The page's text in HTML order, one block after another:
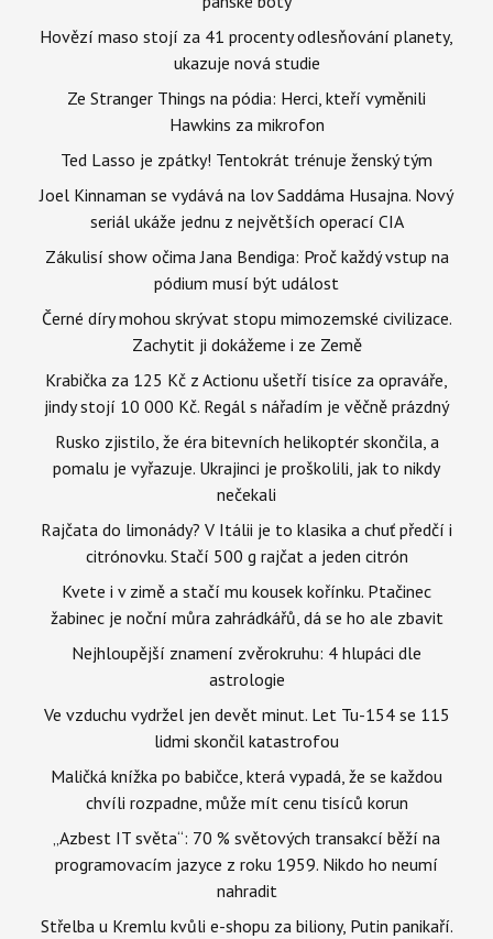
Hovězí maso stojí za 41 procenty odlesňování planety,
ukazuje nová studie
Ze Stranger Things na pódia: Herci, kteří vyměnili
Hawkins za mikrofon
Ted Lasso je zpátky! Tentokrát trénuje ženský tým
Joel Kinnaman se vydává na lov Saddáma Husajna. Nový
seriál ukáže jednu z největších operací CIA
Zákulisí show očima Jana Bendiga: Proč každý vstup na
pódium musí být událost
Černé díry mohou skrývat stopu mimozemské civilizace.
Zachytit ji dokážeme i ze Země
Krabička za 125 Kč z Actionu ušetří tisíce za opraváře,
jindy stojí 10 000 Kč. Regál s nářadím je věčně prázdný
Rusko zjistilo, že éra bitevních helikoptér skončila, a
pomalu je vyřazuje. Ukrajinci je proškolili, jak to nikdy
nečekali
Rajčata do limonády? V Itálii je to klasika a chuť předčí i
citrónovku. Stačí 500 g rajčat a jeden citrón
Kvete i v zimě a stačí mu kousek kořínku. Ptačinec
žabinec je noční můra zahrádkářů, dá se ho ale zbavit
Nejhloupější znamení zvěrokruhu: 4 hlupáci dle
astrologie
Ve vzduchu vydržel jen devět minut. Let Tu-154 se 115
lidmi skončil katastrofou
Maličká knížka po babičce, která vypadá, že se každou
chvíli rozpadne, může mít cenu tisíců korun
„Azbest IT světa“: 70 % světových transakcí běží na
programovacím jazyce z roku 1959. Nikdo ho neumí
nahradit
Střelba u Kremlu kvůli e-shopu za biliony, Putin panikaří.